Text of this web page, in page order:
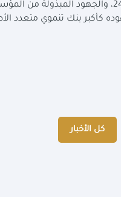
ورحبت «المشاط»، بالمناقشات الجارية ضمن مجموعة
كأكبر بنك تنموي متعدد
كل الأخبار